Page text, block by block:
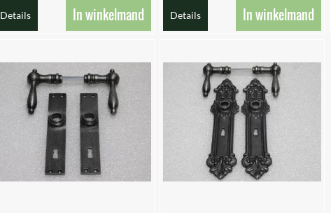
Details In winkelmand Details In winkelmand